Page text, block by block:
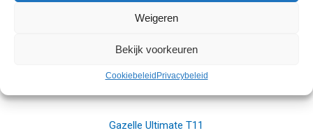
Weigeren
Bekijk voorkeuren
Cookiebeleid Privacybeleid
Gazelle Ultimate T11